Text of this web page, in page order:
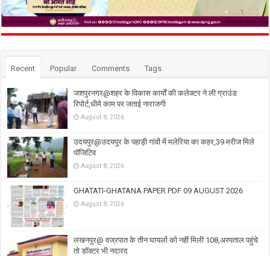
Recent Popular Comments Tags
जशपुरनगर@शहर के विकास कार्यों की कलेक्टर ने ली ग्राउंड
रिपोर्ट,धीमे काम पर जताई नाराजगी
August 8, 2026
उदयपुर@उदयपुर के पहाड़ी गांवों में मलेरिया का कहर,39 मरीज मिले
पॉजिटिव
August 8, 2026
GHATATI-GHATANA PAPER PDF 09 AUGUST 2026
August 8, 2026
लखनपुर@ वज्रपात के तीन घायलों को नहीं मिली 108,अस्पताल पहुंचे
तो डॉक्टर भी नदारद